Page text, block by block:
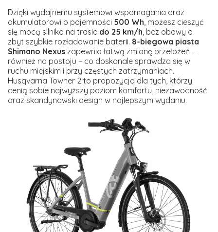
Dzięki wydajnemu systemowi wspomagania oraz
akumulatorowi o pojemności 500 Wh , możesz cieszyć
się mocą silnika na trasie do 25 km/h , bez obawy o
zbyt szybkie rozładowanie baterii. 8-biegowa piasta
Shimano Nexus zapewnia łatwą zmianę przełożeń –
również na postoju – co doskonale sprawdza się w
ruchu miejskim i przy częstych zatrzymaniach.
Husqvarna Towner 2 to propozycja dla tych, którzy
cenią sobie najwyższy poziom komfortu, niezawodność
oraz skandynawski design w najlepszym wydaniu.